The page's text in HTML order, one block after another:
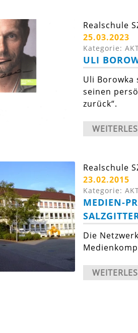
Realschule
25.03.2023
Kategorie:
ULI
Uli
seinen
zurück“.
Realschule
23.02.2015
Kategorie:
MEDIEN-
Die